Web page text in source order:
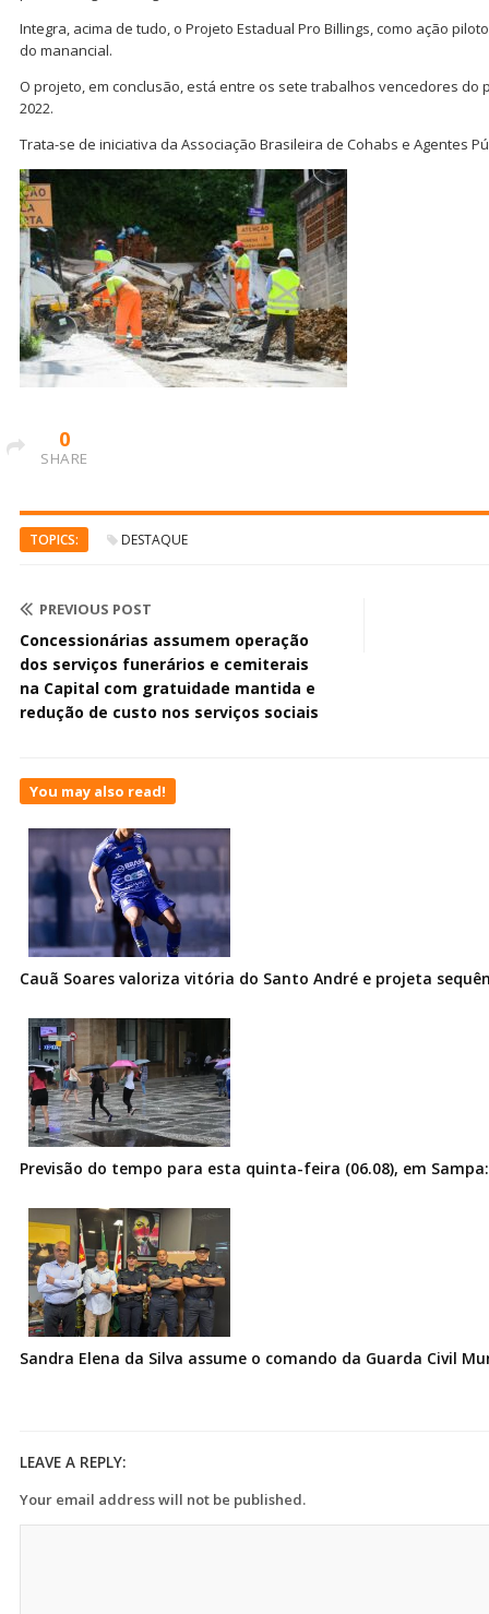
Integra, acima de tudo, o Projeto Estadual Pro Billings, como ação
do manancial.
O projeto, em conclusão, está entre os sete trabalhos vencedores do
2022.
Trata-se de iniciativa da Associação Brasileira de Cohabs e Agentes
0
SHARE
TOPICS: DESTAQUE
PREVIOUS POST
Concessionárias assumem operação
dos serviços funerários e cemiterais
na Capital com gratuidade mantida e
redução de custo nos serviços sociais
You may also read!
Cauã Soares valoriza vitória do Santo André e projeta
Previsão do tempo para esta quinta-feira (06.08), em
Sandra Elena da Silva assume o comando da Guarda Civil
LEAVE A REPLY:
Your email address will not be published.